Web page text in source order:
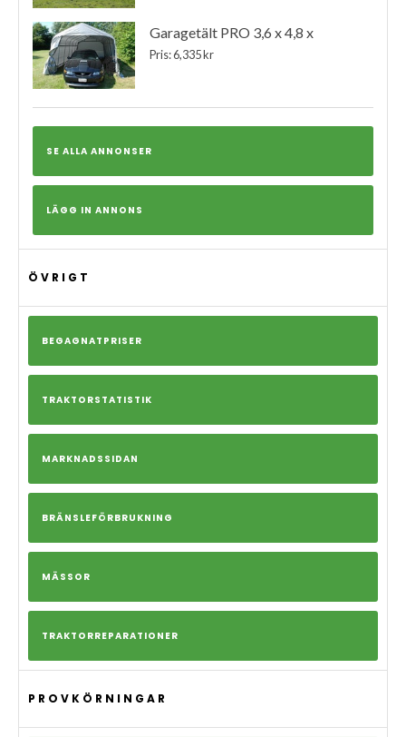
Garagetält PRO 3,6 x 4,8 x
Pris: 6,335 kr
SE ALLA ANNONSER
LÄGG IN ANNONS
ÖVRIGT
BEGAGNATPRISER
TRAKTORSTATISTIK
MARKNADSSIDAN
BRÄNSLEFÖRBRUKNING
MÄSSOR
TRAKTORREPARATIONER
PROVKÖRNINGAR